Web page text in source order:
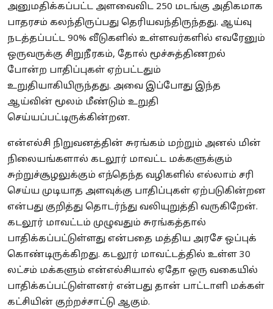
அனுமதிக்கப்பட்ட அளவைவிட 250 மடங்கு அதிகமாக
பாதரசம் கலந்திருப்பது தெரியவந்திருந்தது. ஆய்வு
நடத்தப்பட்ட 90% வீடுகளில் உள்ளவர்களில் எவரேனும்
ஒருவருக்கு சிறுநீரகம், தோல் மூச்சுத்திணறல்
போன்ற பாதிப்புகள் ஏற்பட்டதும்
உறுதியாகியிருந்தது. அவை இப்போது இந்த
ஆய்வின் மூலம் மீண்டும் உறுதி
செய்யப்பட்டிருக்கின்றன.
என்எல்சி நிறுவனத்தின் சுரங்கம் மற்றும் அனல் மின்
நிலையங்களால் கடலூர் மாவட்ட மக்களுக்கும்
சுற்றுச்சூழலுக்கும் எந்தெந்த வழிகளில் எல்லாம் சரி
செய்ய முடியாத அளவுக்கு பாதிப்புகள் ஏற்படுகின்றன
என்பது குறித்து தொடர்ந்து வலியுறுத்தி வருகிறேன்.
கடலூர் மாவட்டம் முழுவதும் சுரங்கத்தால்
பாதிக்கப்பட்டுள்ளது என்பதை மத்திய அரசே ஒப்புக்
கொண்டிருக்கிறது. கடலூர் மாவட்டத்தில் உள்ள 30
லட்சம் மக்களும் என்எல்சியால் ஏதோ ஒரு வகையில்
பாதிக்கப்பட்டுள்ளனர் என்பது தான் பாட்டாளி மக்கள்
கட்சியின் குற்றச்சாட்டு ஆகும்.